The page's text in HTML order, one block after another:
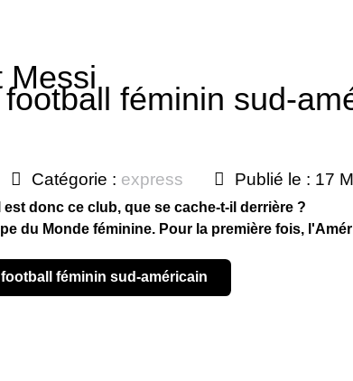
Messi
donc ce club, que se cache-t-il derrière ?
féminin sud-
Catégorie : express Publié le : 17
du Monde féminine. Pour la première fois,
féminin sud-américain